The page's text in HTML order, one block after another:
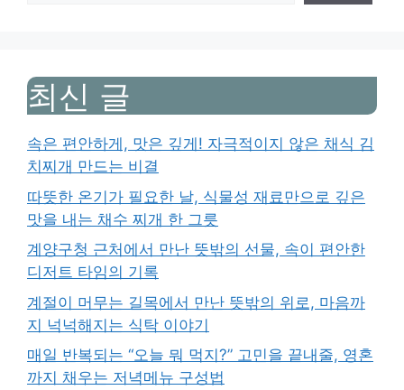
최신 글
속은 편안하게, 맛은 깊게! 자극적이지 않은 채식 김
치찌개 만드는 비결
따뜻한 온기가 필요한 날, 식물성 재료만으로 깊은
맛을 내는 채수 찌개 한 그릇
계양구청 근처에서 만난 뜻밖의 선물, 속이 편안한
디저트 타임의 기록
계절이 머무는 길목에서 만난 뜻밖의 위로, 마음까
지 넉넉해지는 식탁 이야기
매일 반복되는 “오늘 뭐 먹지?” 고민을 끝내줄, 영혼
까지 채우는 저녁메뉴 구성법